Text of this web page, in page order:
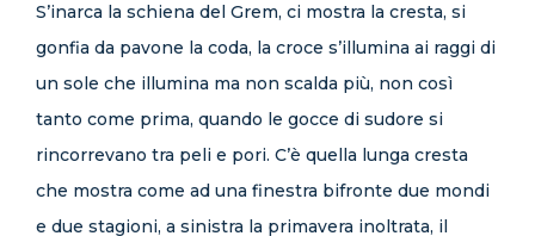
S’inarca la schiena del Grem, ci mostra la cresta, si
gonfia da pavone la coda, la croce s’illumina ai raggi di
un sole che illumina ma non scalda più, non così
tanto come prima, quando le gocce di sudore si
rincorrevano tra peli e pori. C’è quella lunga cresta
che mostra come ad una finestra bifronte due mondi
e due stagioni, a sinistra la primavera inoltrata, il